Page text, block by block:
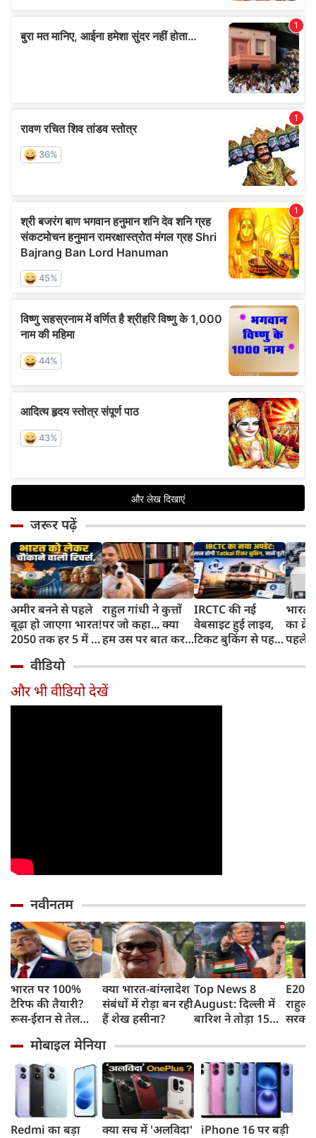
जरूर पढ़ें
अमीर बनने से पहले
बूढ़ा हो जाएगा भारत!
2050 तक हर 5 में 1
साल से ज्यादा उम्र का
राहुल गांधी ने कुत्तों
पर जो कहा... क्या
हम उस पर बात कर
IRCTC की नई
वेबसाइट हुई लाइव,
टिकट बुकिंग से पहले
काम, जानें पूरा
भारत
का
पहले
और
वीडियो
और भी वीडियो देखें
नवीनतम
भारत पर 100%
टैरिफ की तैयारी?
रूस-ईरान से तेल
का बड़ा वार, सीनेट में
बिल पास
क्या भारत-बांग्लादेश
संबंधों में रोड़ा बन रही
हैं शेख हसीना?
Top News 8
August: दिल्ली में
बारिश ने तोड़ा 15
भारत पर 100%
टैरिफ का खतरा;
Gen Z पर कंगना का
यू-टर्न
E20
राहुल
लोगों
रहीं
मोबाइल मेनिया
Redmi का बड़ा
क्या सच में 'अलविदा'
iPhone 16 पर बड़ी